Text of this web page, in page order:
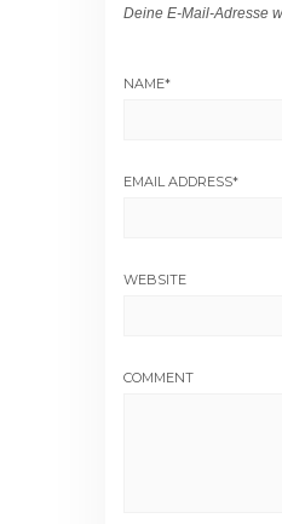
Deine E-Mail-Adresse
NAME*
EMAIL ADDRESS*
WEBSITE
COMMENT